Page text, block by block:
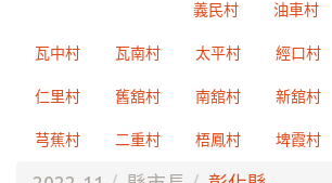
義民村 油車村
瓦中村 瓦南村 太平村 經口村
仁里村 舊舘村 南舘村 新舘村
芎蕉村 二重村 梧鳳村 埤霞村